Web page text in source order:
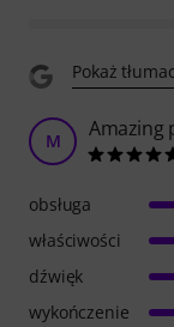
Pokaż
M Amazing
obsługa
właściwości
dźwięk
wykończenie